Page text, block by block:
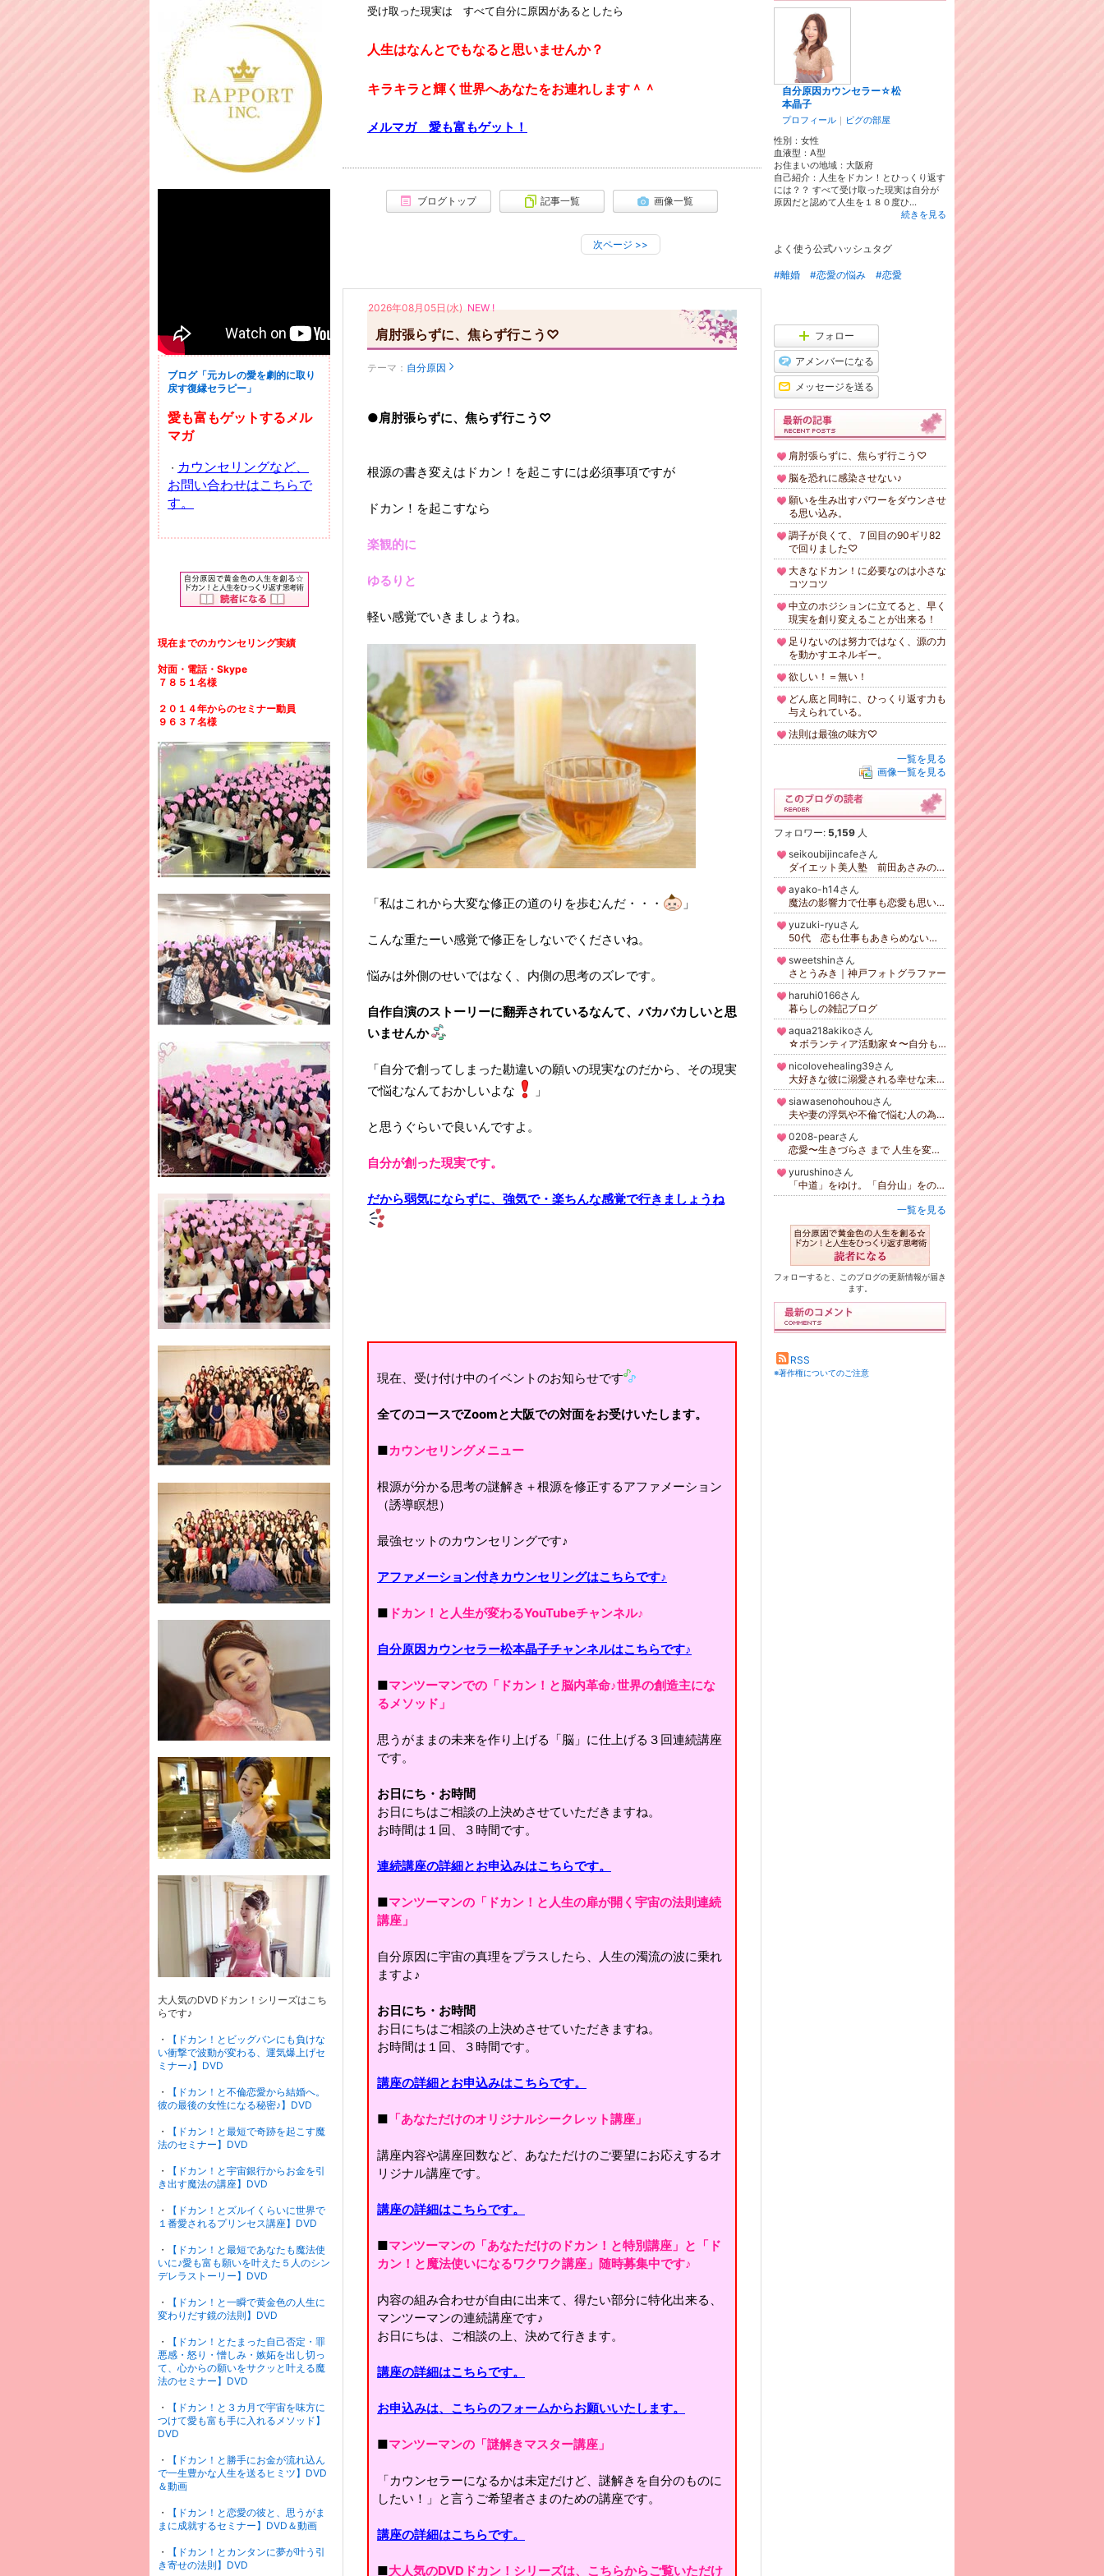
受け取った現実は すべて自分に原因があるとしたら
人生はなんとでもなると思いませんか？
キラキラと輝く世界へあなたをお連れします＾＾
メルマガ 愛も富もゲット！
ブログトップ 記事一覧 画像一覧
次ページ >>
肩肘張らずに、焦らず行こう♡
2026年08月05日(水) NEW !
テーマ： 自分原因
●肩肘張らずに、焦らず行こう♡
根源の書き変えはドカン！を起こすには必須事項ですが
ドカン！を起こすなら
楽観的に
ゆるりと
軽い感覚でいきましょうね。
「私はこれから大変な修正の道のりを歩むんだ・・・ 」
こんな重たーい感覚で修正をしないでくださいね。
悩みは外側のせいではなく、内側の思考のズレです。
自作自演のストーリーに翻弄されているなんて、バカバカしいと思
いませんか
「自分で創ってしまった勘違いの願いの現実なのだから、その現実
で悩むなんておかしいよな
」
と思うぐらいで良いんですよ。
自分が創った現実です。
だから弱気にならずに、強気で・楽ちんな感覚で行きましょうね
現在、受け付け中のイベントのお知らせです
全てのコースでZoomと大阪での対面をお受けいたします。
■カウンセリングメニュー
根源が分かる思考の謎解き＋根源を修正するアファメーション
（誘導瞑想）
最強セットのカウンセリングです♪
アファメーション付きカウンセリングはこちらです♪
■ ドカン！と人生が変わるYouTubeチャンネル♪
自分原因カウンセラー松本晶子チャンネルはこちらです♪
■マンツーマンでの「ドカン！と脳内革命♪世界の創造主にな
るメソッド」
思うがままの未来を作り上げる「脳」に仕上げる３回連続講座
です。
お日にち・お時間
お日にちはご相談の上決めさせていただきますね。
お時間は１回、３時間です。
連続講座の詳細とお申込みはこちらです。
■マンツーマンの「ドカン！と人生の扉が開く宇宙の法則連続
講座」
自分原因に宇宙の真理をプラスしたら、人生の濁流の波に乗れ
ますよ♪
お日にち・お時間
お日にちはご相談の上決めさせていただきますね。
お時間は１回、３時間です。
講座の詳細とお申込みはこちらです。
■ 「あなただけのオリジナルシークレット講座」
講座内容や講座回数など、あなただけのご要望にお応えするオ
リジナル講座です。
講座の詳細はこちらです。
■マンツーマンの「あなただけのドカン！と特別講座」と「ド
カン！と魔法使いになるワクワク講座」随時募集中です♪
内容の組み合わせが自由に出来て、得たい部分に特化出来る、
マンツーマンの連続講座です♪
お日にちは、ご相談の上、決めて行きます。
講座の詳細はこちらです。
お申込みは、こちらのフォームからお願いいたします。
■マンツーマンの「謎解きマスター講座」
「カウンセラーになるかは未定だけど、謎解きを自分のものに
したい！」と言うご希望者さまのための講座です。
講座の詳細はこちらです。
■大人気のDVDドカン！シリーズは、こちらからご覧いただけ
自分原因カウンセラー☆松
本晶子
プロフィール ｜ ピグの部屋
性別： 女性
血液型： A型
お住まいの地域： 大阪府
自己紹介：人生をドカン！とひっくり返す
には？？ すべて受け取った現実は自分が
原因だと認めて人生を１８０度ひ...
続きを見る
よく使う公式ハッシュタグ
#離婚 #恋愛の悩み #恋愛
フォロー
アメンバーになる
メッセージを送る
肩肘張らずに、焦らず行こう♡
脳を恐れに感染させない♪
願いを生み出すパワーをダウンさせ
る思い込み。
調子が良くて、７回目の90ギリ82
で回りました♡
大きなドカン！に必要なのは小さな
コツコツ
中立のホジションに立てると、早く
現実を創り変えることが出来る！
足りないのは努力ではなく、源の力
を動かすエネルギー。
欲しい！＝無い！
どん底と同時に、ひっくり返す力も
与えられている。
法則は最強の味方♡
一覧を見る
画像一覧を見る
フォロワー: 5,159 人
seikoubijincafeさん
ダイエット美人塾 前田あさみのブログ
ayako-h14さん
魔法の影響力で仕事も恋愛も思い通り！運命デザインコンサルティング 原口あやこ
yuzuki-ryuさん
50代 恋も仕事もあきらめない！大人の恋の進め方 開運占い師・恋愛カウンセラー 龍 由月☆彡
sweetshinさん
さとうみき｜神戸フォトグラファー
haruhi0166さん
暮らしの雑記ブログ
aqua218akikoさん
☆ボランティア活動家☆〜自分も大切にしてみる〜
nicolovehealing39さん
大好きな彼に溺愛される幸せな未来を手に入れよう♡
siawasenohouhouさん
夫や妻の浮気や不倫で悩む人の為の不倫解決カウンセリング
0208-pearさん
恋愛〜生きづらさ まで 人生を変える為のセッション アダルトチルドレンからの回復にも対応します
yurushinoさん
「中道」をゆけ。「自分山」をのぼれ。
一覧を見る
フォローすると、このブログの更新情報が届き
ます。
RSS
※著作権についてのご注意
ブログ「元カレの愛を劇的に取り
戻す復縁セラピー」
愛も富もゲットするメル
マガ
・ カウンセリングなど、
お問い合わせはこちらで
す。
現在までのカウンセリング実績
対面・電話・Skype
７８５１名様
２０１４年からのセミナー動員
９６３７名様
大人気のDVDドカン！シリーズはこち
らです♪
・
【ドカン！とビッグバンにも負けな
い衝撃で波動が変わる、運気爆上げセ
ミナー♪】DVD
・
【ドカン！と不倫恋愛から結婚へ。
彼の最後の女性になる秘密♪】DVD
・
【ドカン！と最短で奇跡を起こす魔
法のセミナー】DVD
・
【ドカン！と宇宙銀行からお金を引
き出す魔法の講座】DVD
・
【ドカン！とズルイくらいに世界で
１番愛されるプリンセス講座】DVD
・
【ドカン！と最短であなたも魔法使
いに♪愛も富も願いを叶えた５人のシン
デレラストーリー】DVD
・
【ドカン！と一瞬で黄金色の人生に
変わりだす鏡の法則】DVD
・
【ドカン！とたまった自己否定・罪
悪感・怒り・憎しみ・嫉妬を出し切っ
て、心からの願いをサクッと叶える魔
法のセミナー】DVD
・
【ドカン！と３カ月で宇宙を味方に
つけて愛も富も手に入れるメソッド】
DVD
・
【ドカン！と勝手にお金が流れ込ん
で一生豊かな人生を送るヒミツ】DVD
＆動画
・
【ドカン！と恋愛の彼と、思うがま
まに成就するセミナー】DVD＆動画
・
【ドカン！とカンタンに夢が叶う引
き寄せの法則】DVD